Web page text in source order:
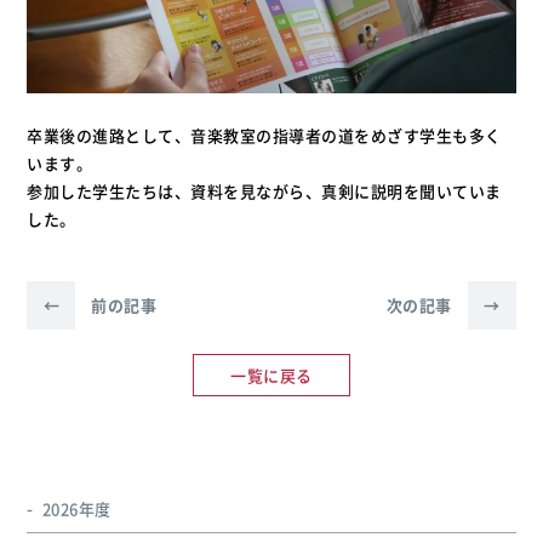
卒業後の進路として、音楽教室の指導者の道をめざす学生も多く
います。
参加した学生たちは、資料を見ながら、真剣に説明を聞いていま
した。
← 前の記事
一覧に戻る
次の記事 →
2026年度